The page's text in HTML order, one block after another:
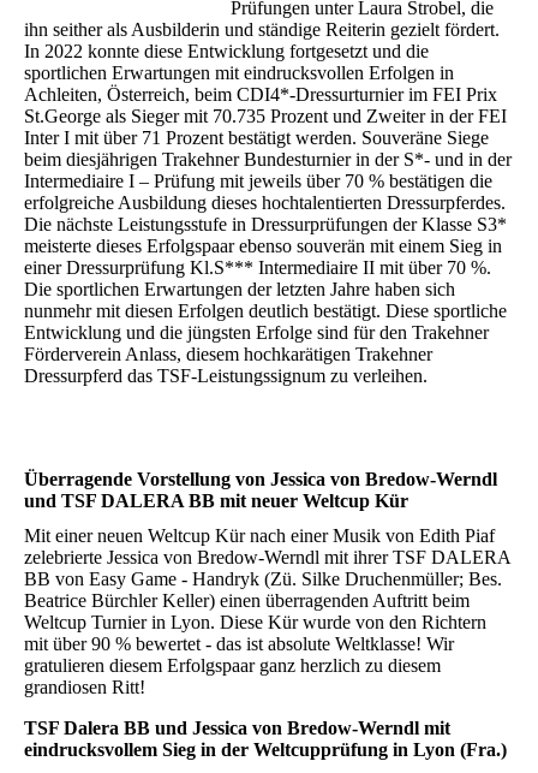
Prüfungen unter Laura Strobel, die
ihn seither als Ausbilderin und ständige Reiterin gezielt fördert.
In 2022 konnte diese Entwicklung fortgesetzt und die
sportlichen Erwartungen mit eindrucksvollen Erfolgen in
Achleiten, Österreich, beim CDI4*-Dressurturnier im FEI Prix
St.George als Sieger mit 70.735 Prozent und Zweiter in der FEI
Inter I mit über 71 Prozent bestätigt werden. Souveräne Siege
beim diesjährigen Trakehner Bundesturnier in der S*- und in der
Intermediaire I – Prüfung mit jeweils über 70 % bestätigen die
erfolgreiche Ausbildung dieses hochtalentierten Dressurpferdes.
Die nächste Leistungsstufe in Dressurprüfungen der Klasse S3*
meisterte dieses Erfolgspaar ebenso souverän mit einem Sieg in
einer Dressurprüfung Kl.S*** Intermediaire II mit über 70 %.
Die sportlichen Erwartungen der letzten Jahre haben sich
nunmehr mit diesen Erfolgen deutlich bestätigt. Diese sportliche
Entwicklung und die jüngsten Erfolge sind für den Trakehner
Förderverein Anlass, diesem hochkarätigen Trakehner
Dressurpferd das TSF-Leistungssignum zu verleihen.
Überragende Vorstellung von Jessica von Bredow-Werndl
und TSF DALERA BB mit neuer Weltcup Kür
Mit einer neuen Weltcup Kür nach einer Musik von Edith Piaf
zelebrierte Jessica von Bredow-Werndl mit ihrer TSF DALERA
BB von Easy Game - Handryk (Zü. Silke Druchenmüller; Bes.
Beatrice Bürchler Keller) einen überragenden Auftritt beim
Weltcup Turnier in Lyon. Diese Kür wurde von den Richtern
mit über 90 % bewertet - das ist absolute Weltklasse! Wir
gratulieren diesem Erfolgspaar ganz herzlich zu diesem
grandiosen Ritt!
TSF Dalera BB und Jessica von Bredow-Werndl mit
eindrucksvollem Sieg in der Weltcupprüfung in Lyon (Fra.)